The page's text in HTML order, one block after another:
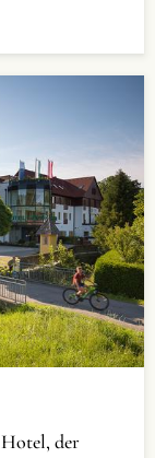
Hotel, der